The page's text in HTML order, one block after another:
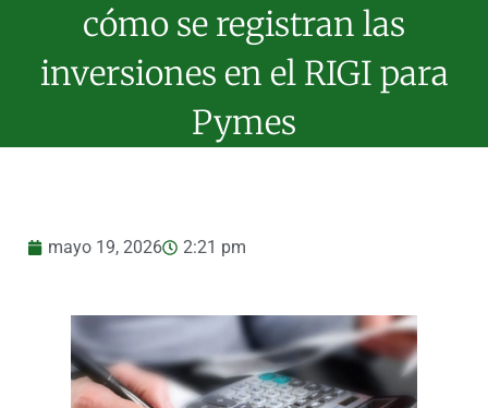
cómo se registran las
inversiones en el RIGI para
Pymes
mayo 19, 2026 2:21 pm